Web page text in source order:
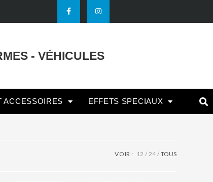
- VÉHICULES
ACCESSOIRES EFFETS SPECIAUX
VOIR : 12 24 TOUS